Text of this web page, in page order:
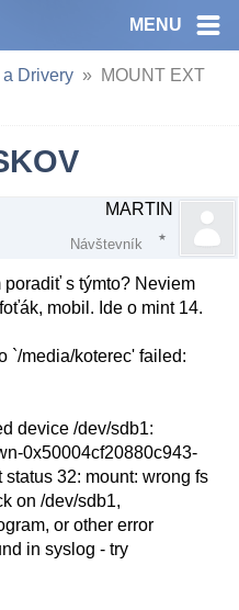
MENU
Drivery
MOUNT EXT
MARTIN
Návštevník
poradiť s týmto? Neviem
mobil. Ide o mint 14.
`/media/koterec' failed:
device /dev/sdb1:
0x50004cf20880c943-
32: mount: wrong fs
on /dev/sdb1,
or other error
in syslog - try